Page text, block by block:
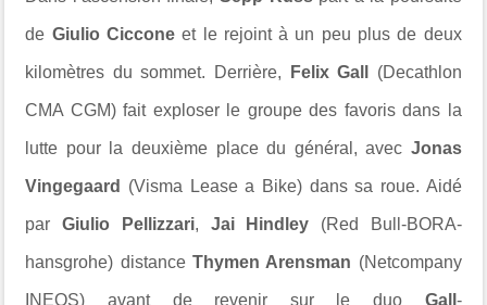
de Giulio Cicconeet le rejoint à un peu plus de deux
kilomètres du sommet. Derrière, Felix Gall (Decathlon
CMA CGM) fait exploser le groupe des favoris dans la
lutte pour la deuxième place du général, avec Jonas
Vingegaard (Visma Lease a Bike) dans sa roue. Aidé
parGiulio Pellizzari, Jai Hindley (Red Bull-BORA-
hansgrohe) distance Thymen Arensman (Netcompany
INEOS) avant de revenir sur le duo Gall -